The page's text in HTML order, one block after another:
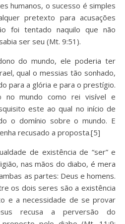
humanos, o sucesso é simples
pretexto para acusações
foi tentado naquilo que não
ser seu (Mt. 9:51).
do mundo, ele poderia ter
qual o messias tão sonhado,
para a glória e para o prestígio.
no mundo como rei visível e
este ao qual no início de
o domínio sobre o mundo. E
recusado a proposta.[5]
de existência de “ser” e
nas mãos do diabo, é mera
as partes: Deus e homens.
os dois seres são a existência
e a necessidade de se provar
recusa a perversão do